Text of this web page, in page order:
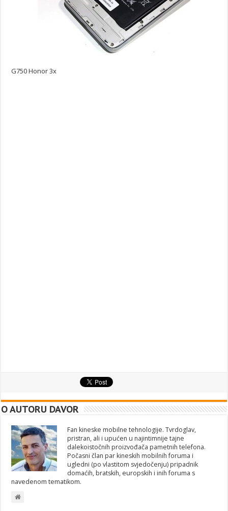
G750 Honor 3x
O AUTORU DAVOR
Fan kineske mobilne tehnologije. Tvrdoglav,
pristran, ali i upućen u najintimnije tajne
dalekoistočnih proizvođača pametnih telefona.
Počasni član par kineskih mobilnih foruma i
ugledni (po vlastitom svjedočenju) pripadnik
domaćih, bratskih, europskih i inih foruma s
navedenom tematikom.